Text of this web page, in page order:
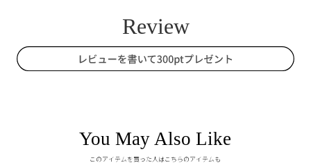
You May Also Like
このアイテムを買った人はこちらのアイテムも